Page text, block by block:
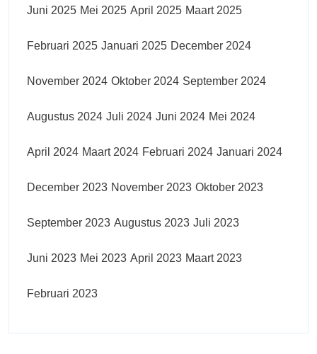
Juni 2025 Mei 2025 April 2025 Maart 2025
Februari 2025 Januari 2025 December 2024
November 2024 Oktober 2024 September 2024
Augustus 2024 Juli 2024 Juni 2024 Mei 2024
April 2024 Maart 2024 Februari 2024 Januari 2024
December 2023 November 2023 Oktober 2023
September 2023 Augustus 2023 Juli 2023
Juni 2023 Mei 2023 April 2023 Maart 2023
Februari 2023